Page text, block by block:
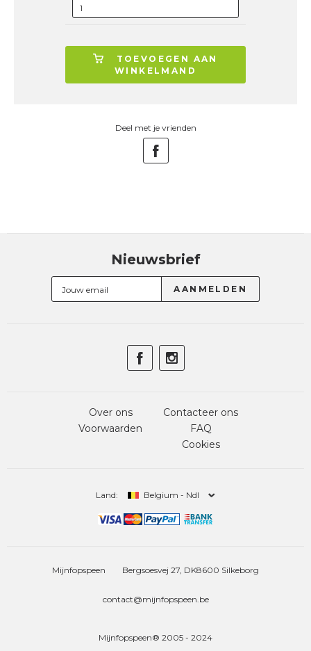
TOEVOEGEN AAN
WINKELMAND
Deel met je vrienden
Nieuwsbrief
Over ons
Voorwaarden
Contacteer ons
FAQ
Cookies
Land: Belgium - Ndl
Mijnfopspeen Bergsoesvej 27, DK8600 Silkeborg
contact@mijnfopspeen.be
Mijnfopspeen® 2005 - 2024